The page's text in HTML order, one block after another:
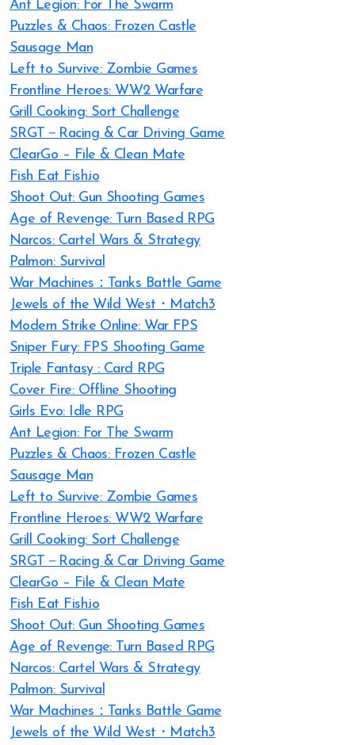
Ant Legion: For The Swarm
Puzzles & Chaos: Frozen Castle
Sausage Man
Left to Survive: Zombie Games
Frontline Heroes: WW2 Warfare
Grill Cooking: Sort Challenge
SRGT－Racing & Car Driving Game
ClearGo – File & Clean Mate
Fish Eat Fish.io
Shoot Out: Gun Shooting Games
Age of Revenge: Turn Based RPG
Narcos: Cartel Wars & Strategy
Palmon: Survival
War Machines：Tanks Battle Game
Jewels of the Wild West・Match3
Modern Strike Online: War FPS
Sniper Fury: FPS Shooting Game
Triple Fantasy : Card RPG
Cover Fire: Offline Shooting
Girls Evo: Idle RPG
Ant Legion: For The Swarm
Puzzles & Chaos: Frozen Castle
Sausage Man
Left to Survive: Zombie Games
Frontline Heroes: WW2 Warfare
Grill Cooking: Sort Challenge
SRGT－Racing & Car Driving Game
ClearGo – File & Clean Mate
Fish Eat Fish.io
Shoot Out: Gun Shooting Games
Age of Revenge: Turn Based RPG
Narcos: Cartel Wars & Strategy
Palmon: Survival
War Machines：Tanks Battle Game
Jewels of the Wild West・Match3